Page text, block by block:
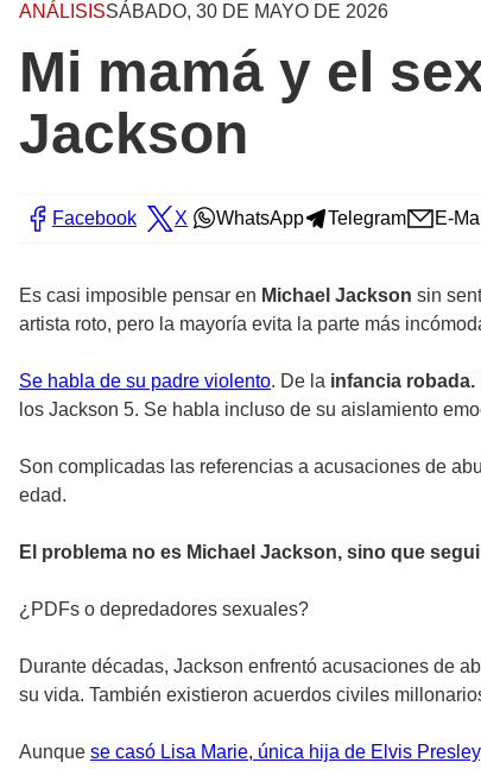
ANÁLISISSÁBADO, 30 DE MAYO DE 2026
Mi mamá y el
Jackson
Facebook X WhatsApp Telegram E-
Es casi imposible pensar en Michael Jackson sin
artista roto, pero la mayoría evita la parte más
Se habla de su padre violento. De la infancia robada.
los Jackson 5. Se habla incluso de su aislamiento
Son complicadas las referencias a acusaciones de
edad.
El problema no es Michael Jackson, sino que
¿PDFs o depredadores sexuales?
Durante décadas, Jackson enfrentó acusaciones de
su vida. También existieron acuerdos civiles
Aunque se casó Lisa Marie, única hija de Elvis Presley